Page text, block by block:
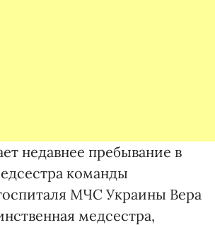
недавнее пребывание в
команды
МЧС Украины Вера
медсестра,